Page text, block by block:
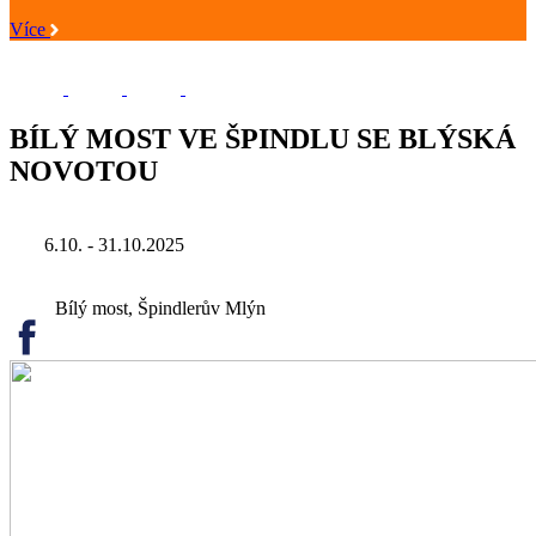
Více
BÍLÝ MOST VE ŠPINDLU SE BLÝSKÁ
NOVOTOU
6.10. - 31.10.2025
Bílý most, Špindlerův Mlýn